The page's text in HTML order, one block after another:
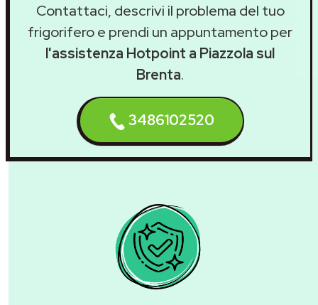
Contattaci, descrivi il problema del tuo
frigorifero e prendi un appuntamento per
l'assistenza Hotpoint a Piazzola sul
Brenta.
3486102520